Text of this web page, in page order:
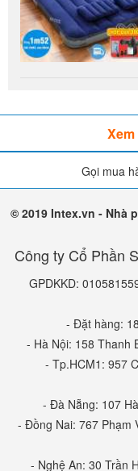
Gọi mua
© 2019 Intex.vn - Nhà
Công ty Cổ Phần
GPDKKD:
- Đặt hàng:
- Hà Nội: 158 Thanh
- Tp.HCM1: 957
- Đà Nẵng: 107
- Đồng Nai: 767 Phạm
- Nghệ An: 30 Trần